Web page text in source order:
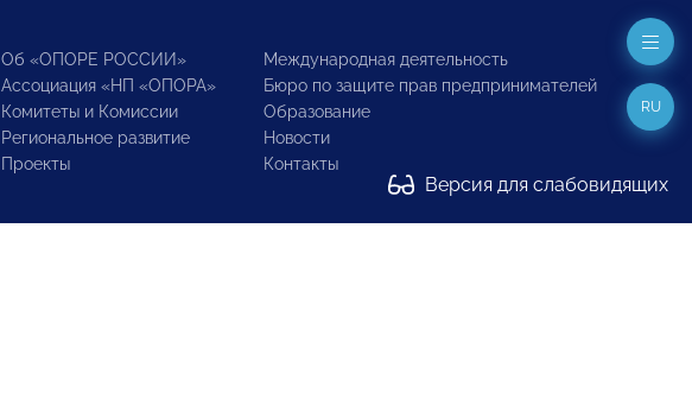
Об «ОПОРЕ РОССИИ»
Ассоциация «НП «ОПОРА»
Комитеты и Комиссии
Региональное развитие
Проекты
Международная деятельность
Бюро по защите прав предпринимателей
Образование
Новости
Контакты
Версия для слабовидящих
RU